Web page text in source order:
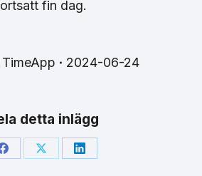
fin dag.
2024-06-24
detta inlägg
Share Share Share